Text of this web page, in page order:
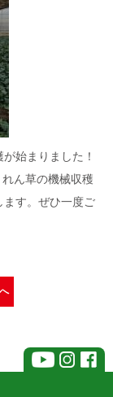
始まりました！
ん草の機械収穫
ます。ぜひ一度ご